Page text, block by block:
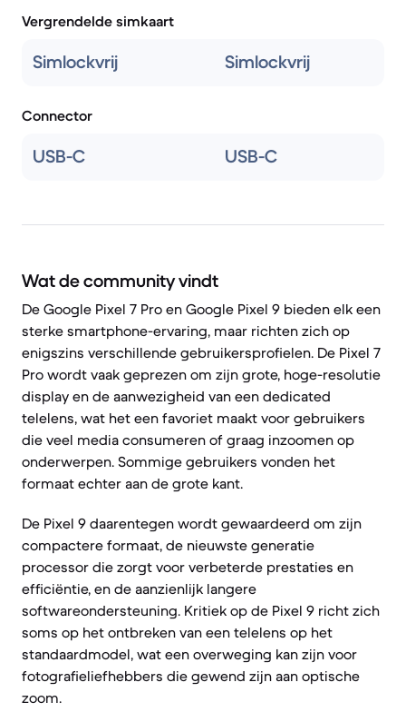
Vergrendelde simkaart
Simlockvrij Simlockvrij
Connector
USB-C USB-C
Wat de community vindt
De Google Pixel 7 Pro en Google Pixel 9 bieden elk een
sterke smartphone-ervaring, maar richten zich op
enigszins verschillende gebruikersprofielen. De Pixel 7
Pro wordt vaak geprezen om zijn grote, hoge-resolutie
display en de aanwezigheid van een dedicated
telelens, wat het een favoriet maakt voor gebruikers
die veel media consumeren of graag inzoomen op
onderwerpen. Sommige gebruikers vonden het
formaat echter aan de grote kant.
De Pixel 9 daarentegen wordt gewaardeerd om zijn
compactere formaat, de nieuwste generatie
processor die zorgt voor verbeterde prestaties en
efficiëntie, en de aanzienlijk langere
softwareondersteuning. Kritiek op de Pixel 9 richt zich
soms op het ontbreken van een telelens op het
standaardmodel, wat een overweging kan zijn voor
fotografieliefhebbers die gewend zijn aan optische
zoom.